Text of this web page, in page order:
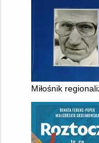
Miłośnik